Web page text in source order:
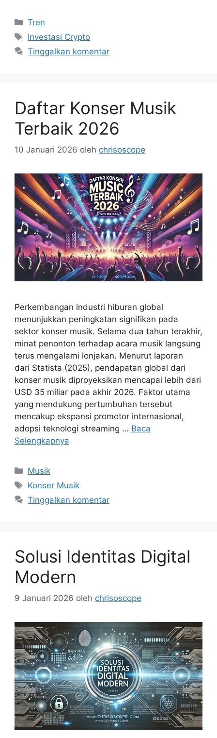
Kategori
Tren
Tag
Investasi Crypto
Tinggalkan komentar
Daftar Konser Musik
Terbaik 2026
10 Januari 2026 oleh chrisoscope
Perkembangan industri hiburan global
menunjukkan peningkatan signifikan pada
sektor konser musik. Selama dua tahun terakhir,
minat penonton terhadap acara musik langsung
terus mengalami lonjakan. Menurut laporan
dari Statista (2025), pendapatan global dari
konser musik diproyeksikan mencapai lebih dari
USD 35 miliar pada akhir 2026. Faktor utama
yang mendukung pertumbuhan tersebut
mencakup ekspansi promotor internasional,
adopsi teknologi streaming … Baca
Selengkapnya
Kategori
Musik
Tag
Konser Musik
Tinggalkan komentar
Solusi Identitas Digital
Modern
9 Januari 2026 oleh chrisoscope